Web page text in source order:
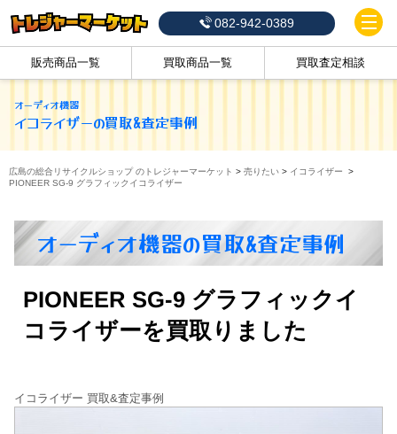
082-942-0389
販売商品一覧 買取商品一覧 買取査定相談
オーディオ機器
イコライザーの買取&査定事例
広島の総合リサイクルショップ のトレジャーマーケット > 売りたい > イコライザー
>
PIONEER SG-9 グラフィックイコライザー
オーディオ機器の買取&査定事例
PIONEER SG-9 グラフィックイ
コライザーを買取りました
イコライザー 買取&査定事例